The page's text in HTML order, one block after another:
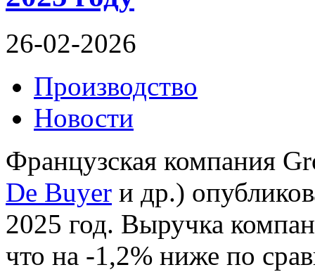
26-02-2026
Производство
Новости
Французская компания
De Buyer и др.)
2025 год. Выручка
что на -1,2% ниже по